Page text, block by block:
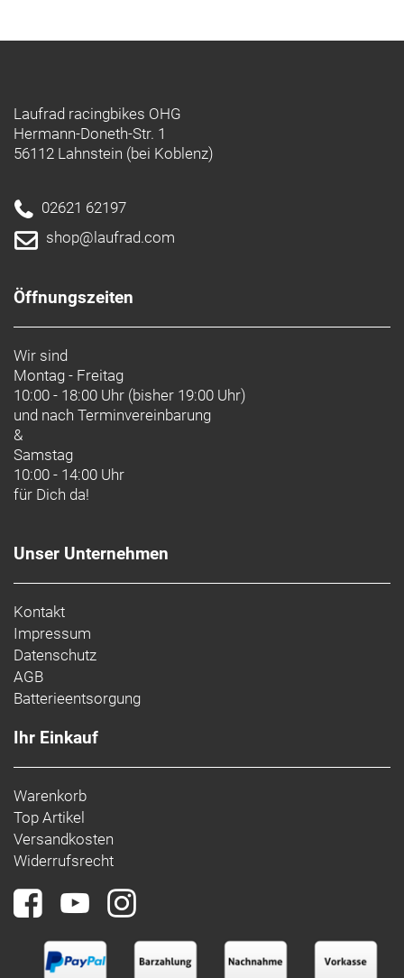
Laufrad racingbikes OHG
Hermann-Doneth-Str. 1
56112 Lahnstein (bei Koblenz)
02621 62197
shop@laufrad.com
Öffnungszeiten
Wir sind
Montag - Freitag
10:00 - 18:00 Uhr (bisher 19:00 Uhr)
und nach Terminvereinbarung
&
Samstag
10:00 - 14:00 Uhr
für Dich da!
Unser Unternehmen
Kontakt
Impressum
Datenschutz
AGB
Batterieentsorgung
Ihr Einkauf
Warenkorb
Top Artikel
Versandkosten
Widerrufsrecht